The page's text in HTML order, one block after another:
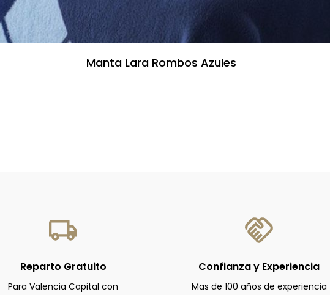
Manta Lara Rombos Azules
Reparto Gratuito
Para Valencia Capital con
Confianza y Experiencia
Mas de 100 años de experiencia